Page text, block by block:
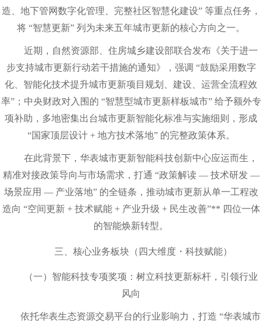
造、地下管网数字化管理、完整社区智慧化建设” 等重点任务，
将 “智慧更新” 列为未来五年城市更新的核心方向之一。
近期，自然资源部、住房城乡建设部联合发布《关于进一
步支持城市更新行动若干措施的通知》，强调 “鼓励采用数字
化、智能化技术提升城市更新项目规划、建设、运营全流程效
率”；中央财政对入围的 “智慧型城市更新样板城市” 给予额外专
项补助，多地密集出台城市更新智能化标准与实施细则，形成
“国家顶层设计 + 地方技术落地” 的完整政策体系。
在此背景下，华表城市更新智能科技创新中心应运而生，
精准对接政策导向与市场需求，打通 “政策解读 — 技术研发 —
场景应用 — 产业落地” 的全链条，推动城市更新从单一工程改
造向 “空间更新 + 技术赋能 + 产业升级 + 民生改善”** 四位一体
的智能焕新转型。
三、核心业务板块（四大维度・科技赋能）
（一）智能科技专项奖项：树立科技更新标杆，引领行业
风向
依托华表生态资源交易平台的行业影响力，打造 “华表城市